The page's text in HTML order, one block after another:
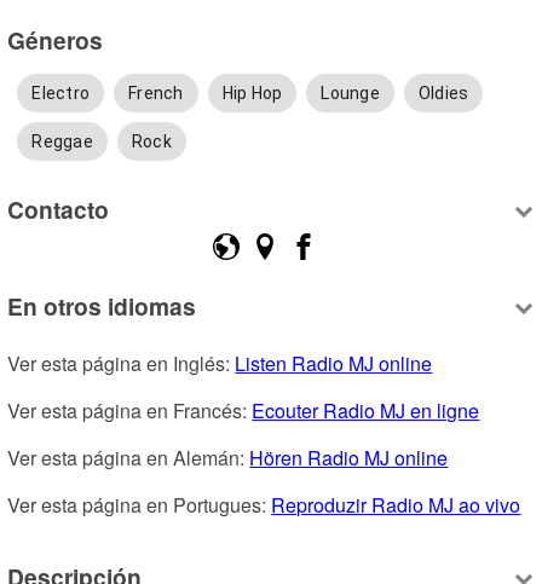
Géneros
Electro French Hip Hop Lounge Oldies
Reggae Rock
Contacto
En otros idiomas
Ver esta página en Inglés: Listen Radio MJ online
Ver esta página en Francés: Ecouter Radio MJ en ligne
Ver esta página en Alemán: Hören Radio MJ online
Ver esta página en Portugues: Reproduzir Radio MJ ao vivo
Descripción